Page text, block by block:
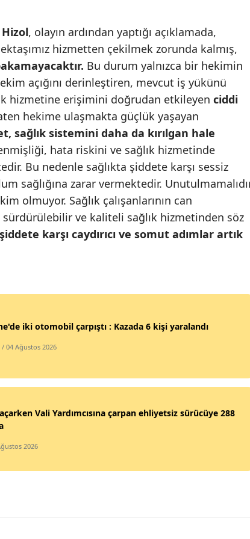
Manisa
Kahramanmaraş
Mardin
Muğla
Nevşehir
Niğde
Ordu
Rize
Tekirdağ
Tokat
, olayın ardından yaptığı açıklamada,
hizmetten çekilmek zorunda kalmış,
Bu durum yalnızca bir hekimin
açığını derinleştiren, mevcut iş yükünü
hizmetine erişimini doğrudan etkileyen ciddi
hekime ulaşmakta güçlük yaşayan
sağlık sistemini daha da kırılgan hale
hata riskini ve sağlık hizmetinde
Bu nedenle sağlıkta şiddete karşı sessiz
sağlığına zarar vermektedir.
olmuyor. Sağlık çalışanlarının can
ve kaliteli sağlık hizmetinden söz
karşı caydırıcı ve somut adımlar artık
iki otomobil çarpıştı : Kazada 6 kişi yaralandı
/ 04 Ağustos 2026
Vali Yardımcısına çarpan ehliyetsiz sürücüye 288
2026